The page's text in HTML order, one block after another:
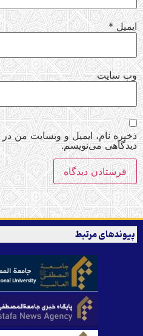
ایمیل*
وب‌ سایت
ذخیره نام، ایمیل و وبسایت من
دیدگاهی می‌نویسم.
پیوندهای مرتبط